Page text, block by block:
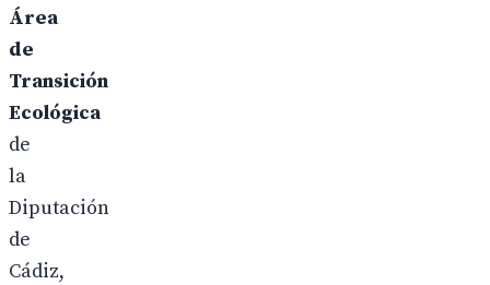
Área
de
Transición
Ecológica
de
la
Diputación
de
Cádiz,